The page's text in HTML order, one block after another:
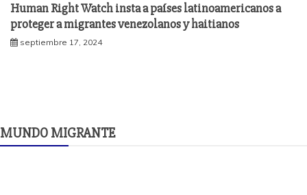
Human Right Watch insta a países latinoamericanos a
proteger a migrantes venezolanos y haitianos
septiembre 17, 2024
MUNDO MIGRANTE